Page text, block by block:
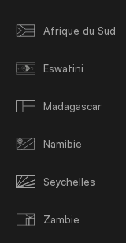
Afrique du Sud
Eswatini
Madagascar
Namibie
Seychelles
Zambie